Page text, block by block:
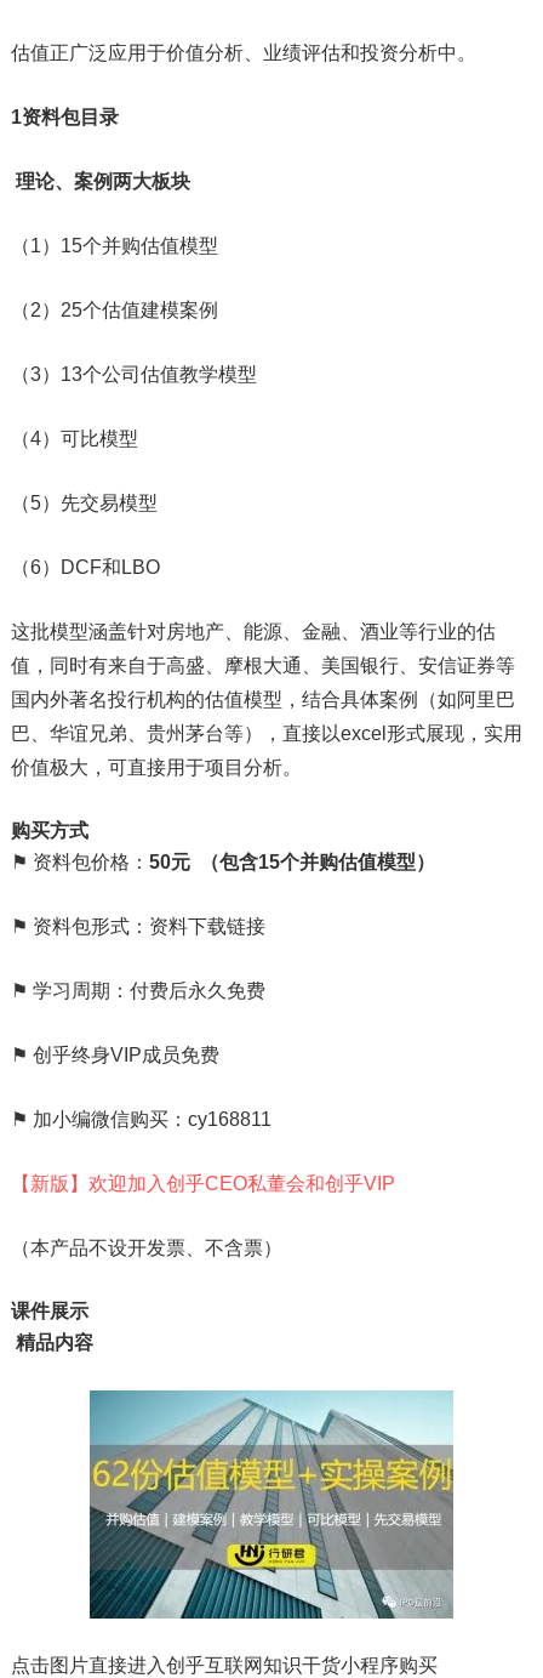
估值正广泛应用于价值分析、业绩评估和投资分析中。
1资料包目录
理论、案例两大板块
（1）15个并购估值模型
（2）25个估值建模案例
（3）13个公司估值教学模型
（4）可比模型
（5）先交易模型
（6）DCF和LBO
这批模型涵盖针对房地产、能源、金融、酒业等行业的估
值，同时有来自于高盛、摩根大通、美国银行、安信证券等
国内外著名投行机构的估值模型，结合具体案例（如阿里巴
巴、华谊兄弟、贵州茅台等），直接以excel形式展现，实用
价值极大，可直接用于项目分析。
购买方式
⚑ 资料包价格： 50元 （包含15个并购估值模型）
⚑ 资料包形式：资料下载链接
⚑ 学习周期：付费后永久免费
⚑ 创乎终身VIP成员免费
⚑ 加小编微信购买：cy168811
【新版】欢迎加入创乎CEO私董会和创乎VIP
（本产品不设开发票、不含票）
课件展示
精品内容
点击图片直接进入创乎互联网知识干货小程序购买